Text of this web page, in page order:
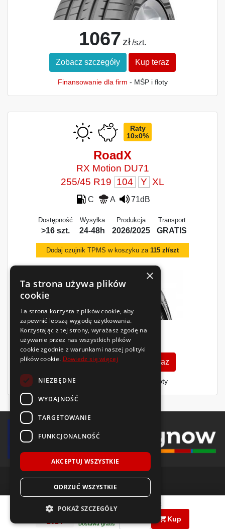
1067 zł/szt.
Zobacz szczegóły Kup teraz
Finansowanie dla firm - MŚP i floty
Raty
10x0%
RoadX
RX Motion DU71
255/45 R19 104 Y XL
C A 71dB
Dostępność
>16 szt.
Wysyłka
24-48h
Produkcja
2026/2025
Transport
GRATIS
Dodaj czujnik TPMS w koszyku za 115 zł/szt
336 zł/szt.
Zobacz szczegóły Kup teraz
Finansowanie dla firm - MŚP i floty
© 2018-2026 Voida.pl. Wszelkie prawa zastrzeżone.
polityka plików cookie
Powergy 255/45 R19 XL FR
Dostawa gratis
Kup
×
Ta strona używa plików
cookie
Ta strona korzysta z plików cookie, aby
zapewnić lepszą wygodę użytkowania.
Korzystając z tej strony, wyrażasz zgodę na
używanie przez nas wszystkich plików
cookie zgodnie z warunkami naszej polityki
plików cookie. Dowiedz się więcej
NIEZBĘDNE
WYDAJNOŚĆ
TARGETOWANIE
FUNKCJONALNOŚĆ
AKCEPTUJ WSZYSTKIE
ODRZUĆ WSZYSTKIE
POKAŻ SZCZEGÓŁY